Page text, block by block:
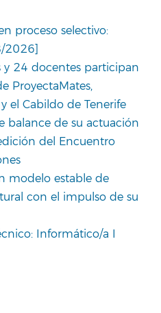
proceso selectivo:
2026]
y 24 docentes participan
ProyectaMates,
el Cabildo de Tenerife
balance de su actuación
del Encuentro
modelo estable de
con el impulso de su
Informático/a I